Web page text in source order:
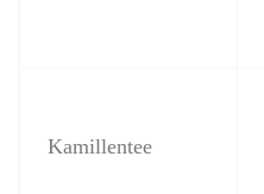
Kamillentee